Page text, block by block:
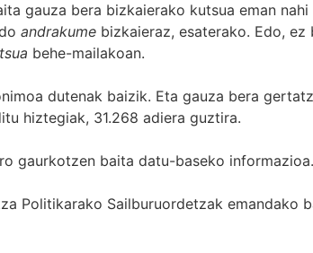
gauza bera bizkaierako kutsua eman
andrakume bizkaieraz, esaterako. Edo,
behe-mailakoan.
dutenak baizik. Eta gauza bera
hiztegiak, 31.268 adiera guztira.
gaurkotzen baita datu-baseko informazioa.
Politikarako Sailburuordetzak emandako